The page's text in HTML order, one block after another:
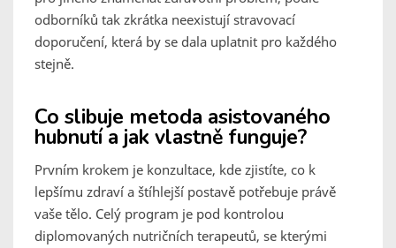
odborníků tak zkrátka neexistují stravovací
doporučení, která by se dala uplatnit pro každého
stejně.
Co slibuje metoda asistovaného
hubnutí a jak vlastně funguje?
Prvním krokem je konzultace, kde zjistíte, co k
lepšímu zdraví a štíhlejší postavě potřebuje právě
vaše tělo. Celý program je pod kontrolou
diplomovaných nutričních terapeutů, se kterými